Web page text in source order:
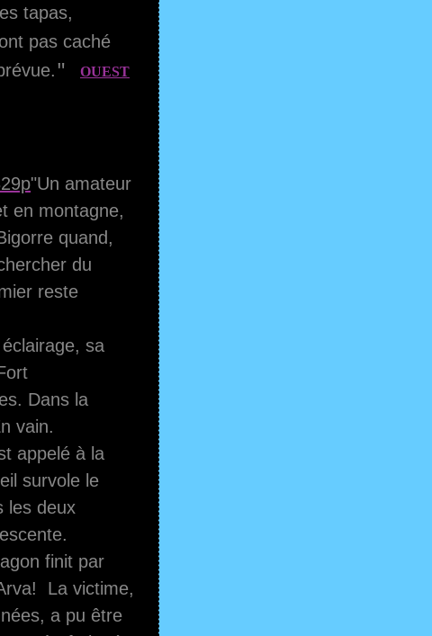
tapas,
pas caché
"
OUEST
"Un amateur
en montagne,
quand,
du
reste
sa
Dans la
vain.
appelé à la
survole le
les deux
finit par
La victime,
a pu être